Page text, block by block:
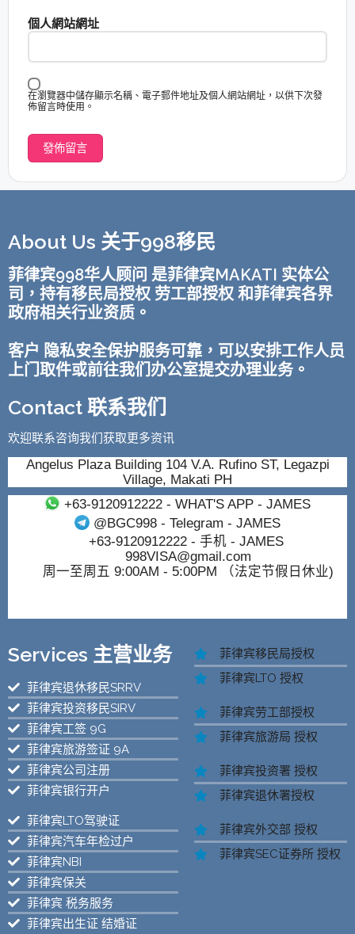
個人網站網址
在瀏覽器中儲存顯示名稱、電子郵件地址及個人網站網址，以供下次發
佈留言時使用。
About Us 关于998移民
菲律宾998华人顾问 是菲律宾MAKATI 实体公
司，持有移民局授权 劳工部授权 和菲律宾各界
政府相关行业资质。
客户 隐私安全保护服务可靠，可以安排工作人员
上门取件或前往我们办公室提交办理业务。
Contact 联系我们
欢迎联系咨询我们获取更多资讯
Angelus Plaza Building 104 V.A. Rufino ST, Legazpi
Village, Makati PH
+63-9120912222- WHAT'S APP - JAMES
@BGC998 - Telegram - JAMES
+63-9120912222- 手机 - JAMES
998VISA@gmail.com
周一至周五 9:00AM - 5:00PM （法定节假日休业)
Services 主营业务
菲律宾退休移民SRRV
菲律宾投资移民SIRV
菲律宾工签 9G
菲律宾旅游签证 9A
菲律宾公司注册
菲律宾银行开户
菲律宾LTO驾驶证
菲律宾汽车年检过户
菲律宾NBI
菲律宾保关
菲律宾 税务服务
菲律宾出生证 结婚证
菲律宾移民局授权
菲律宾LTO 授权
菲律宾劳工部授权
菲律宾旅游局 授权
菲律宾投资署 授权
菲律宾退休署授权
菲律宾外交部 授权
菲律宾SEC证券所 授权